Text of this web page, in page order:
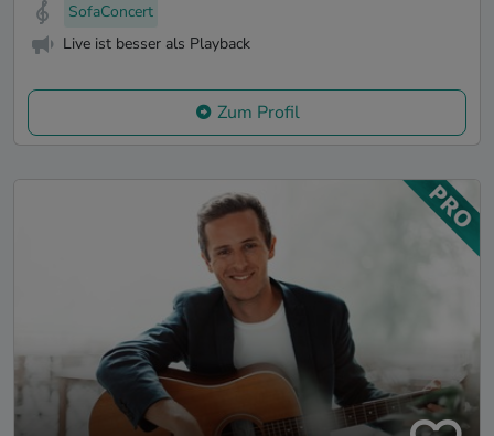
SofaConcert
Live ist besser als Playback
Zum Profil